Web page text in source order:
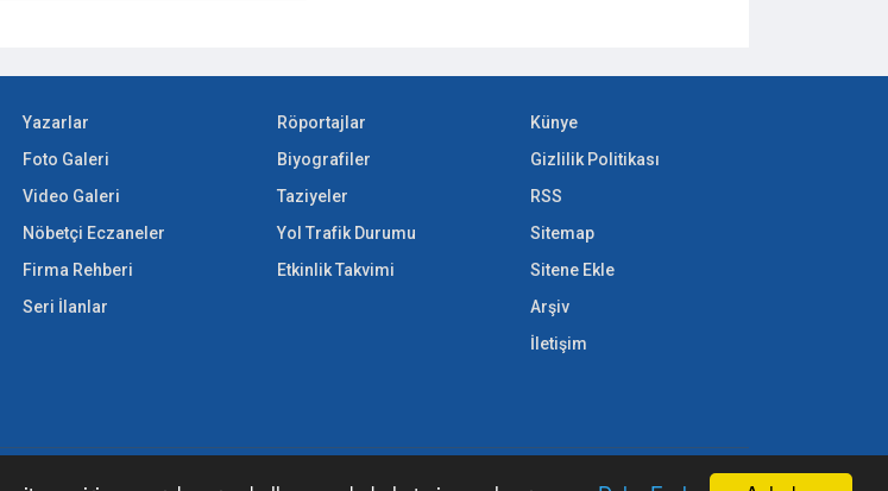
Yazarlar
Foto Galeri
Video Galeri
Nöbetçi Eczaneler
Firma Rehberi
Seri İlanlar
Röportajlar
Biyografiler
Taziyeler
Yol Trafik Durumu
Etkinlik Takvimi
Künye
Gizlilik Politikası
RSS
Sitemap
Sitene Ekle
Arşiv
İletişim